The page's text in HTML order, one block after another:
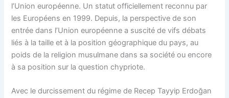
l’Union européenne. Un statut officiellement reconnu par
les Européens en 1999. Depuis, la perspective de son
entrée dans l’Union européenne a suscité de vifs débats
liés à la taille et à la position géographique du pays, au
poids de la religion musulmane dans sa société ou encore
à sa position sur la question chypriote.
Avec le durcissement du régime de Recep Tayyip Erdoğan